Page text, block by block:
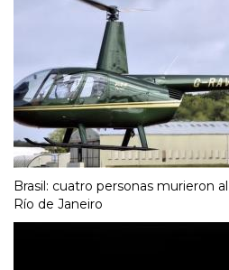
Brasil: cuatro personas murieron
Río de Janeiro